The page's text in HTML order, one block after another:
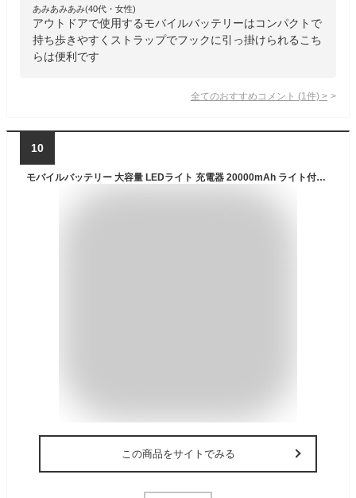
あみあみあみ(40代・女性)
アウトドアで使用するモバイルバッテリーはコンパクトで
持ち歩きやすくストラップでフックに引っ掛けられるこち
らは便利です
全てのおすすめコメント (1 件) >
10
モバイルバッテリー 大容量 LEDライト 充電器 20000mAh ライト付き USB type-c iPhone android スマホ タブレット キャンプ アウトドア 防災グッズ 3台同時充電
この商品をサイトでみる